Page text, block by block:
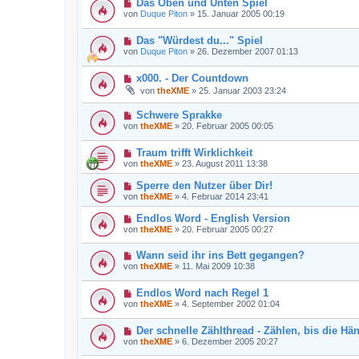
Das Oben und Unten Spiel
von Duque Piton » 15. Januar 2005 00:19
Das "Würdest du..." Spiel
von Duque Piton » 26. Dezember 2007 01:13
x000. - Der Countdown
von theXME » 25. Januar 2003 23:24
Schwere Sprakke
von theXME » 20. Februar 2005 00:05
Traum trifft Wirklichkeit
von theXME » 23. August 2011 13:38
Sperre den Nutzer über Dir!
von theXME » 4. Februar 2014 23:41
Endlos Word - English Version
von theXME » 20. Februar 2005 00:27
Wann seid ihr ins Bett gegangen?
von theXME » 11. Mai 2009 10:38
Endlos Word nach Regel 1
von theXME » 4. September 2002 01:04
Der schnelle Zählthread - Zählen, bis die
von theXME » 6. Dezember 2005 20:27